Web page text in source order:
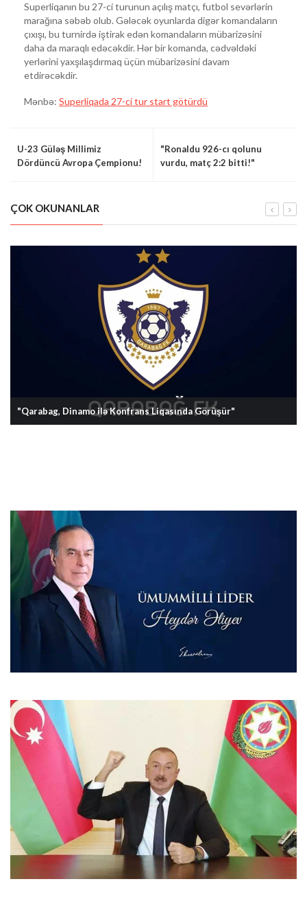
Superliqanın bu 27-ci turunun açılış matçı, futbol sevərlərin
marağına səbəb olub. Gələcək oyunlarda digər komandaların
çıxışı, bu turnirdə iştirak edən komandaların mübarizəsini
daha da maraqlı edəcəkdir. Hər bir komanda, cədvəldəki
yerlərini yaxşılaşdırmaq üçün mübarizəsini davam
etdirəcəkdir.
Mənbə: Superliqada 27-ci tur start götürdü
U-23 Güləş Millimiz
Dördüncü Avropa Çempionu!
"Ronaldu 926-cı qolunu
vurdu, matç 2:2 bitti!"
ÇOK OKUNANLAR
"Qarabag, Dinamo ilə Konfrans Liqasında Görüşür"